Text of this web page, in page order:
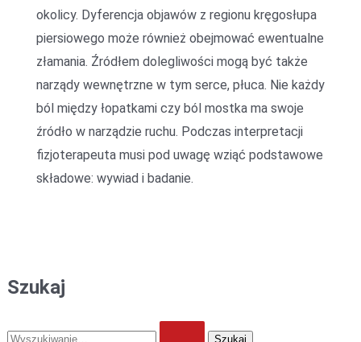
okolicy. Dyferencja objawów z regionu kręgosłupa
piersiowego może również obejmować ewentualne
złamania. Źródłem dolegliwości mogą być także
narządy wewnętrzne w tym serce, płuca. Nie każdy
ból między łopatkami czy ból mostka ma swoje
źródło w narządzie ruchu. Podczas interpretacji
fizjoterapeuta musi pod uwagę wziąć podstawowe
składowe: wywiad i badanie.
Szukaj